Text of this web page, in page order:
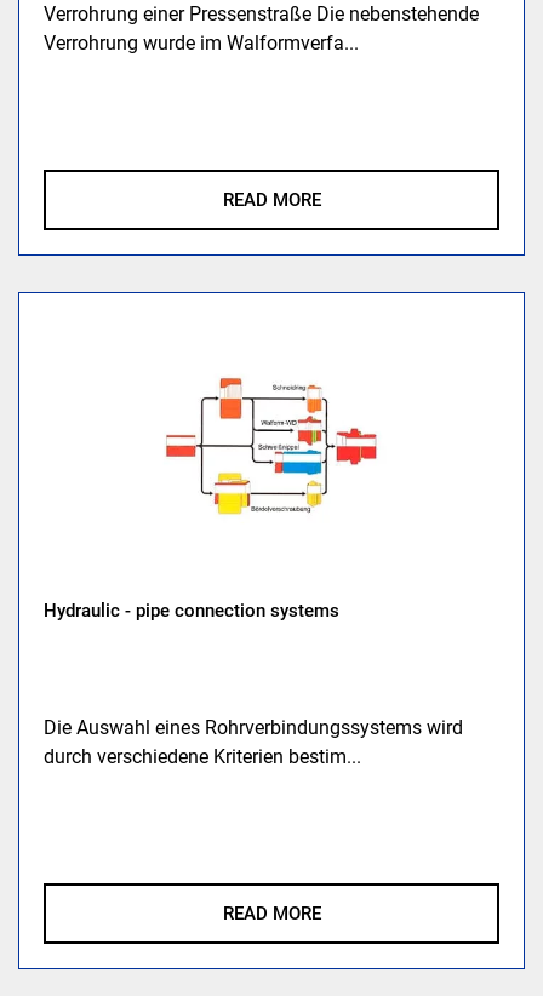
Verrohrung einer Pressenstraße Die nebenstehende
Verrohrung wurde im Walformverfa...
READ MORE
Hydraulic - pipe connection systems
Die Auswahl eines Rohrverbindungssystems wird
durch verschiedene Kriterien bestim...
READ MORE